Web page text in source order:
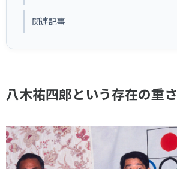
関連記事
八木祐四郎という存在の重さ